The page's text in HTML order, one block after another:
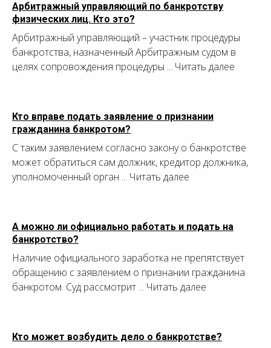
Арбитражный управляющий по банкротству
физических лиц. Кто это?
Арбитражный управляющий – участник процедуры
банкротства, назначенный Арбитражным судом в
целях сопровождения процедуры ... Читать далее
Кто вправе подать заявление о признании
гражданина банкротом?
С таким заявлением согласно закону о банкротстве
может обратиться сам должник, кредитор должника,
уполномоченный орган ... Читать далее
А можно ли официально работать и подать на
банкротство?
Наличие официального заработка не препятствует
обращению с заявлением о признании гражданина
банкротом. Суд рассмотрит ... Читать далее
Кто может возбудить дело о банкротстве?